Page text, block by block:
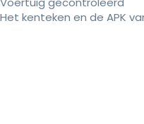
Het kenteken en de APK